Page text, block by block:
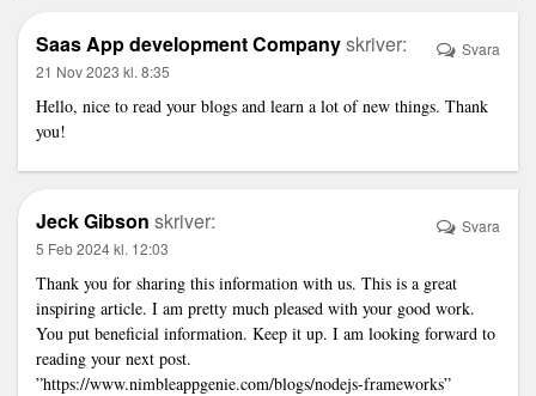
Saas App development Companyskriver:
21 Nov 2023 kl. 8:35
Hello, nice to read your blogs and learn a lot of new things. Thank
you!
Svara
Jeck Gibson skriver:
5 Feb 2024 kl. 12:03
Thank you for sharing this information with us. This is a great
inspiring article. I am pretty much pleased with your good work.
You put beneficial information. Keep it up. I am looking forward to
reading your next post.
”https://www.nimbleappgenie.com/blogs/nodejs-frameworks”
Svara